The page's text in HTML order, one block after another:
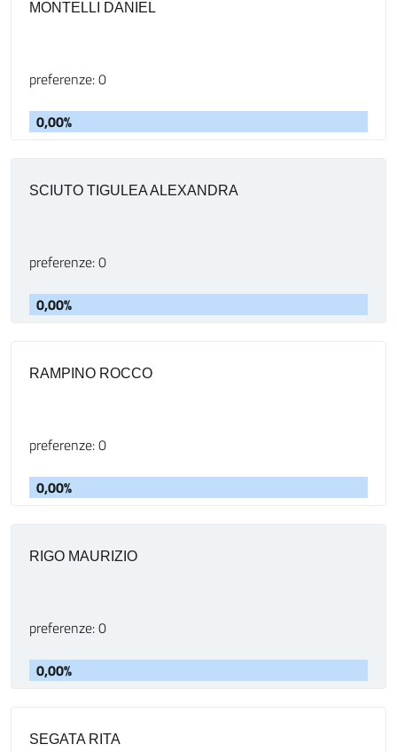
MONTELLI DANIEL
preferenze: 0
0,00%
SCIUTO TIGULEA ALEXANDRA
preferenze: 0
0,00%
RAMPINO ROCCO
preferenze: 0
0,00%
RIGO MAURIZIO
preferenze: 0
0,00%
SEGATA RITA